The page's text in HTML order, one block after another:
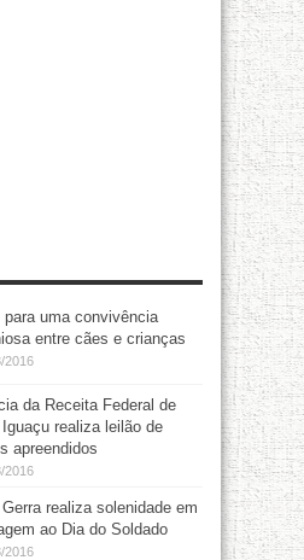
para uma convivência
entre cães e crianças
2016
da Receita Federal de
realiza leilão de
apreendidos
2016
realiza solenidade em
ao Dia do Soldado
2016